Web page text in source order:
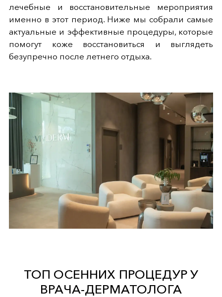
лечебные и восстановительные мероприятия
именно в этот период. Ниже мы собрали самые
актуальные и эффективные процедуры, которые
помогут коже восстановиться и выглядеть
безупречно после летнего отдыха.
ТОП ОСЕННИХ ПРОЦЕДУР У
ВРАЧА-ДЕРМАТОЛОГА